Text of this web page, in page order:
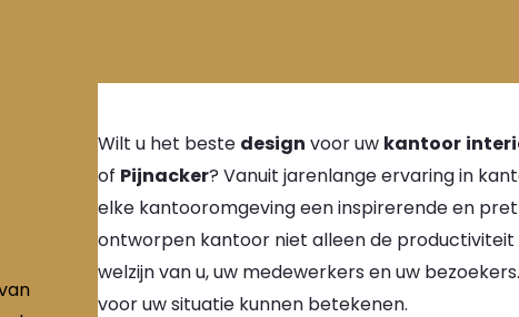
Wilt u het beste design voor uw kantoor
of Pijnacker? Vanuit jarenlange ervaring in
elke kantooromgeving een inspirerende en
ontworpen kantoor niet alleen de
welzijn van u, uw medewerkers en uw
voor uw situatie kunnen betekenen.